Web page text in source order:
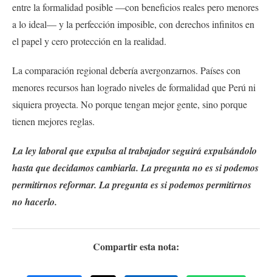
entre la formalidad posible —con beneficios reales pero menores
a lo ideal— y la perfección imposible, con derechos infinitos en
el papel y cero protección en la realidad.
La comparación regional debería avergonzarnos. Países con
menores recursos han logrado niveles de formalidad que Perú ni
siquiera proyecta. No porque tengan mejor gente, sino porque
tienen mejores reglas.
La ley laboral que expulsa al trabajador seguirá expulsándolo
hasta que decidamos cambiarla. La pregunta no es si podemos
permitirnos reformar. La pregunta es si podemos permitirnos
no hacerlo.
Compartir esta nota: